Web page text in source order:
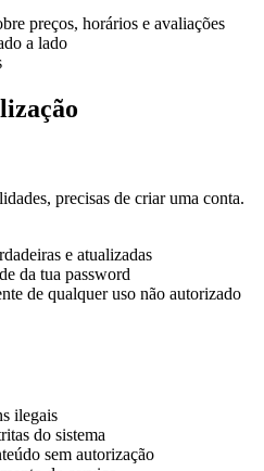
preços, horários e avaliações
a lado
precisas de criar uma conta.
e atualizadas
da tua password
de qualquer uso não autorizado
ilegais
do sistema
sem autorização